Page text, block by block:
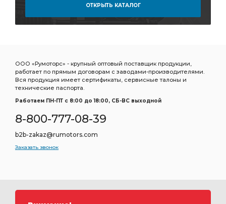
ОТКРЫТЬ КАТАЛОГ
ООО «Румоторс» - крупный оптовый поставщик продукции,
работает по прямым договорам с заводами-производителями.
Вся продукция имеет сертификаты, сервисные талоны и
технические паспорта.
Работаем ПН-ПТ c 8:00 до 18:00, СБ-ВС выходной
8-800-777-08-39
b2b-zakaz@rumotors.com
Заказать звонок